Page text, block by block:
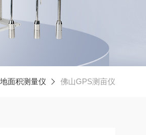
面积测量仪 佛山GPS测亩仪